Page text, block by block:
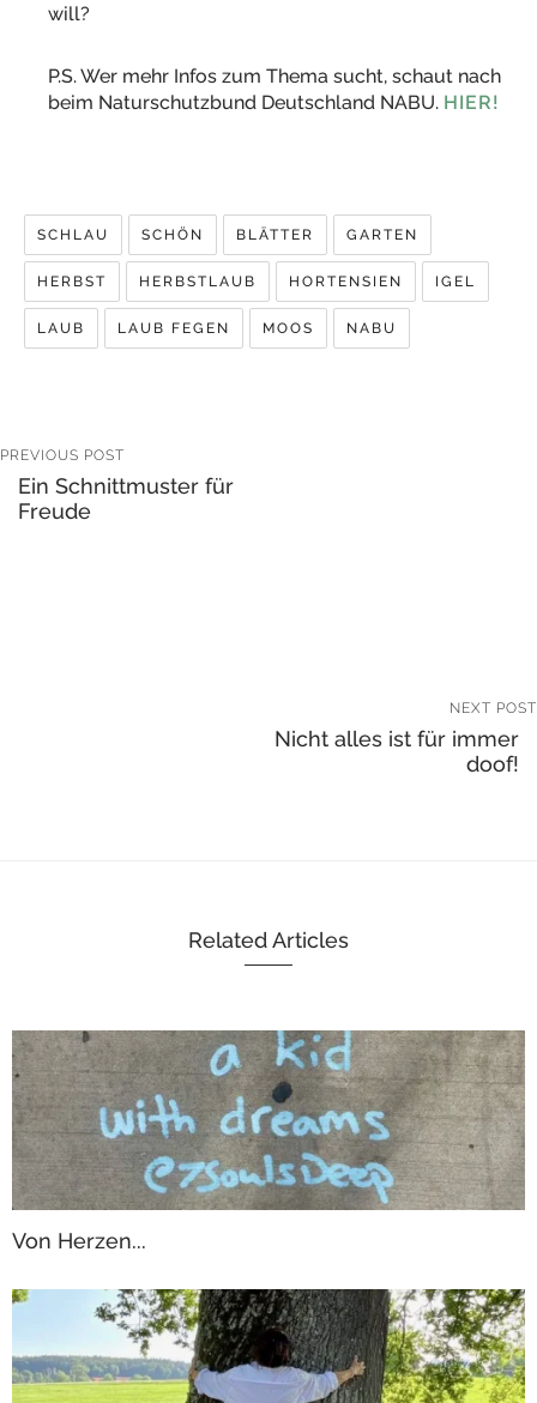
will?
P.S. Wer mehr Infos zum Thema sucht, schaut nach
beim Naturschutzbund Deutschland NABU. HIER!
SCHLAU SCHÖN BLÄTTER GARTEN
HERBST HERBSTLAUB HORTENSIEN IGEL
LAUB LAUB FEGEN MOOS NABU
PREVIOUS POST
Ein Schnittmuster für
Freude
NEXT POST
Nicht alles ist für immer
doof!
Related Articles
Von Herzen...